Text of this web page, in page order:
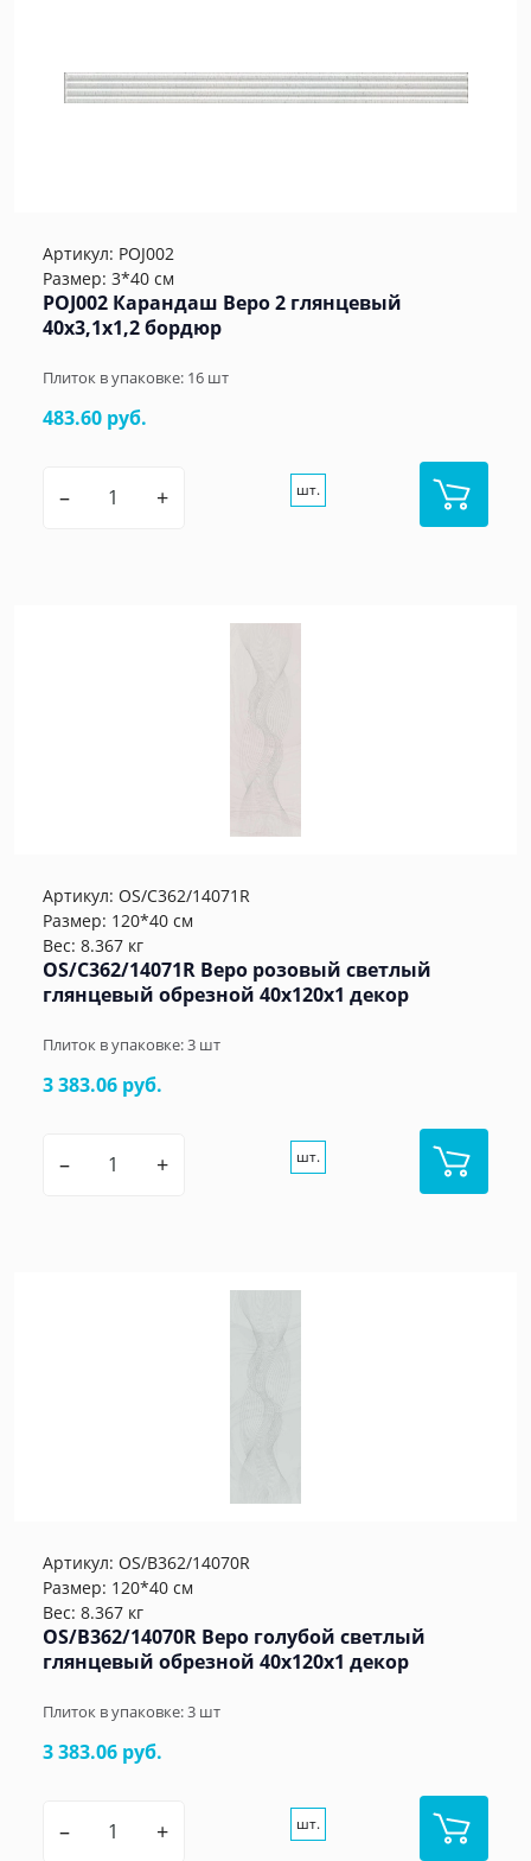
Артикул: POJ002
Размер: 3*40 см
POJ002 Карандаш Веро 2 глянцевый
40x3,1x1,2 бордюр
Плиток в упаковке: 16 шт
483.60 руб.
– + шт.
Артикул: OS/C362/14071R
Размер: 120*40 см
Вес: 8.367 кг
OS/C362/14071R Веро розовый светлый
глянцевый обрезной 40x120x1 декор
Плиток в упаковке:3 шт
3 383.06 руб.
– + шт.
Артикул: OS/B362/14070R
Размер: 120*40 см
Вес: 8.367 кг
OS/B362/14070R Веро голубой светлый
глянцевый обрезной 40x120x1 декор
Плиток в упаковке:3 шт
3 383.06 руб.
– + шт.